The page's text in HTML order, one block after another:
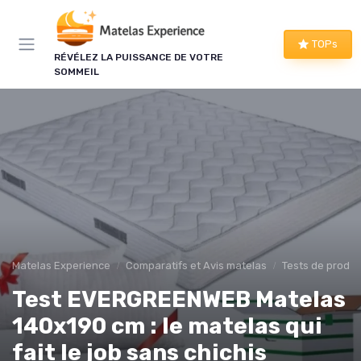
RÉVÉLEZ LA PUISSANCE DE VOTRE
SOMMEIL
TOPs
Matelas Experience Comparatifs et Avis matelas Tests de
Test EVERGREENWEB Matelas
140x190 cm : le matelas qui
fait le job sans chichis
×
LE CLUB MATELAS EXPERIENCE
Mieux dormir, ça commence
Une à deux fois par semaine, les bons plans literie
que nous avons vérifiés, nos tests en avant-
première et les conseils qui ne tiennent pas dans
un comparatif.
Bons plans vérifiés
Tests en avant-première
Nouveautés filtrées
Panneau de gestion des cookies